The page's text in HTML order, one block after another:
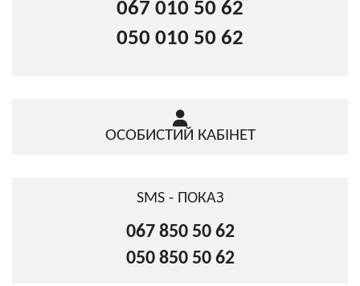
067 010 50 62
050 010 50 62
ОСОБИСТИЙ КАБІНЕТ
SMS - ПОКАЗ
067 850 50 62
050 850 50 62